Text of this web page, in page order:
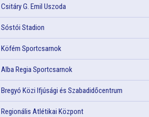
Csitáry G. Emil Uszoda
Sóstói Stadion
Köfém Sportcsarnok
Alba Regia Sportcsarnok
Bregyó Közi Ifjúsági és Szabadidőcentrum
Regionális Atlétikai Központ